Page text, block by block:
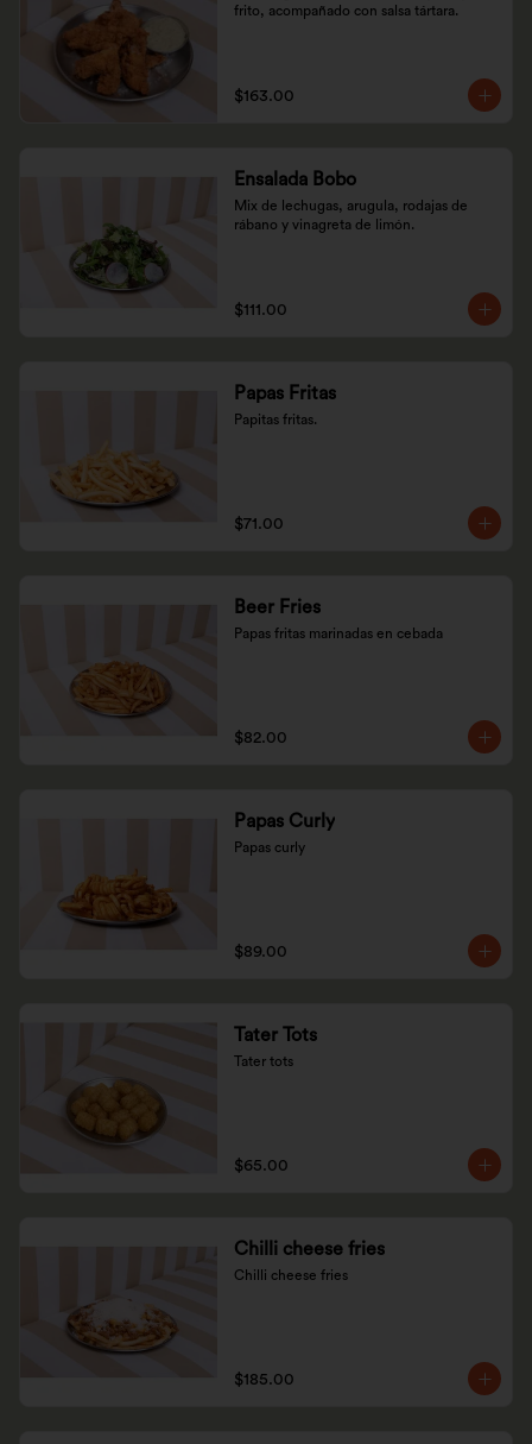
frito, acompañado con salsa tártara.
$163.00
Ensalada Bobo
Mix de lechugas, arugula, rodajas de
rábano y vinagreta de limón.
$111.00
Papas Fritas
Papitas fritas.
$71.00
Beer Fries
Papas fritas marinadas en cebada
$82.00
Papas Curly
Papas curly
$89.00
Tater Tots
Tater tots
$65.00
Chilli cheese fries
Chilli cheese fries
$185.00